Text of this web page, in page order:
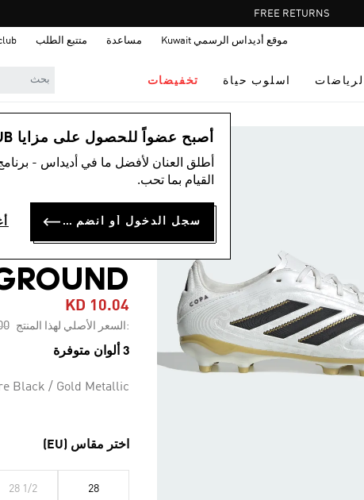
Pause
promotion
FREE RETURNS
موقع أديداس الرسمي Kuwait مساعدة متتبع الطلب
الرياضات اسلوب حياة تخفيضات
أصبح عضواً للحصول على مزايا ADICLUB
أطلق العنان لأفضل ما في أديداس -
القيام بما تحب.
سجل الدخول أو انضم الآن
الأطفال أحذية
KD 10.04
:السعر الأصلي لهذا المنتج
3 ألوان متوفرة
Black / Gold Metallic
اختر مقاس (EU)
28
28 1/2